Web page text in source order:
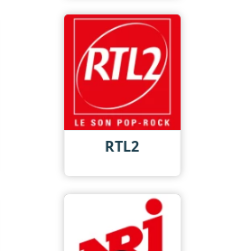
RTL2